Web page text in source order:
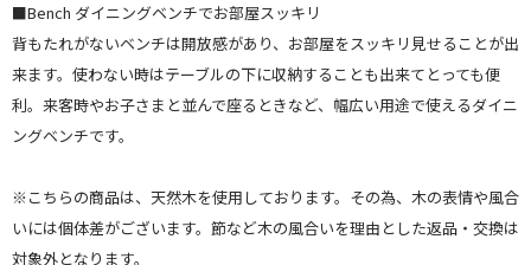
■Bench ダイニングベンチでお部屋スッキリ
背もたれがないベンチは開放感があり、お部屋をスッキリ見せることが出
来ます。使わない時はテーブルの下に収納することも出来てとっても便
利。来客時やお子さまと並んで座るときなど、幅広い用途で使えるダイニ
ングベンチです。
※こちらの商品は、天然木を使用しております。その為、木の表情や風合
いには個体差がございます。節など木の風合いを理由とした返品・交換は
対象外となります。